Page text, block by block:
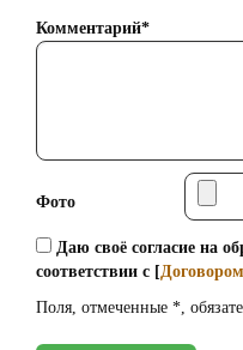
Комментарий*
Фото
Даю своё согласие на
соответствии с [
Поля, отмеченные *,